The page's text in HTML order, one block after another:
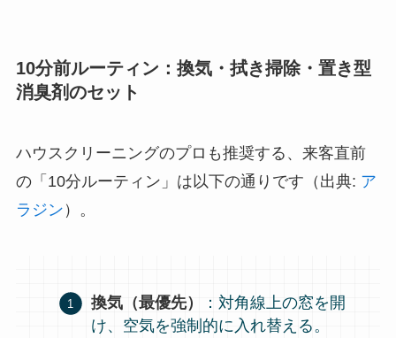
10分前ルーティン：換気・拭き掃除・置き型
消臭剤のセット
ハウスクリーニングのプロも推奨する、来客直前
の「10分ルーティン」は以下の通りです（出典: ア
ラジン ）。
換気（最優先）
：対角線上の窓を開
け、空気を強制的に入れ替える。